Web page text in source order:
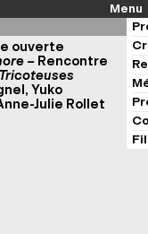
Menu
ouverte
– Rencontre
Yuko
Julie Rollet